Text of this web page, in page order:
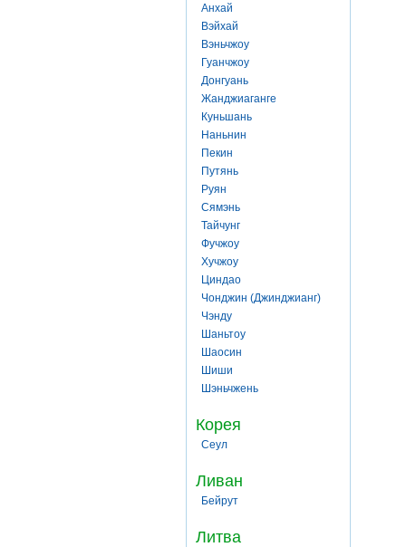
Анхай
Вэйхай
Вэньчжоу
Гуанчжоу
Донгуань
Жанджиаганге
Куньшань
Наньнин
Пекин
Путянь
Руян
Сямэнь
Тайчунг
Фучжоу
Хучжоу
Циндао
Чонджин (Джинджианг)
Чэнду
Шаньтоу
Шаосин
Шиши
Шэньчжень
Корея
Сеул
Ливан
Бейрут
Литва